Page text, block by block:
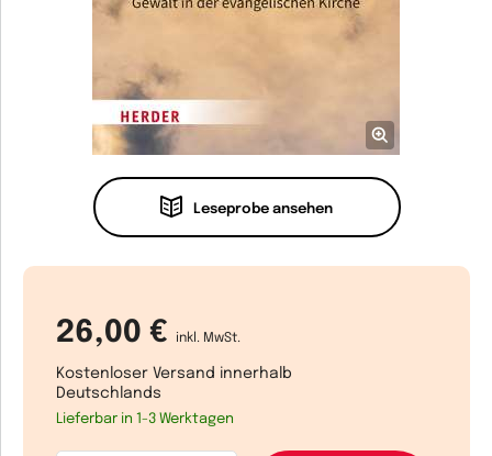
Leseprobe ansehen
26,00 € inkl. MwSt.
Kostenloser Versand innerhalb
Deutschlands
Lieferbar in 1-3 Werktagen